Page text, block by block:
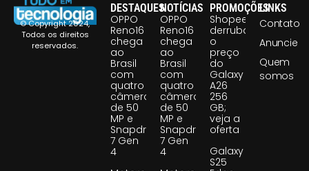
© Copyright 2024,
Todos os direitos
reservados.
DESTAQUES
OPPO
Reno16
chega
ao
Brasil
com
quatro
câmeras
de 50
MP e
Snapdragon
7 Gen
4
NOTÍCIAS
OPPO
Reno16
chega
ao
Brasil
com
quatro
câmeras
de 50
MP e
Snapdragon
7 Gen
4
PROMOÇÕES
Shopee
derruba
o
preço
do
Galaxy
A26
256
GB;
veja a
oferta
Galaxy
S25
LINKS
Contato
Anuncie
Quem
somos